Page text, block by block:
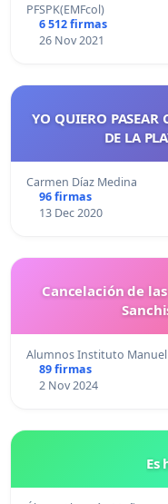
PFSPK(EMFcol)
6 512 firmas
26 Nov 2021
YO QUIERO
DE LA
Carmen Díaz Medina
96 firmas
13 Dec 2020
Cancelación de
Alumnos Instituto Manuel
89 firmas
2 Nov 2024
Es